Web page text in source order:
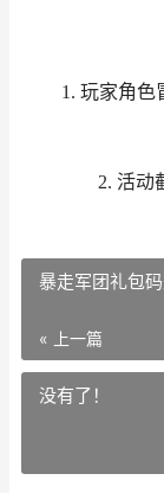
1. 玩家角色冒
2. 活动截
暴走军团礼包
« 上一篇
没有了！